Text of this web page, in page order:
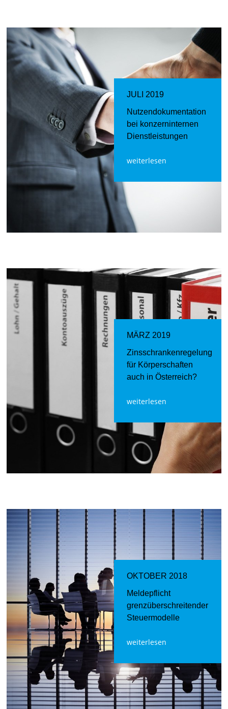
JULI 2019
Nutzendokumentation
bei konzerninternen
Dienstleistungen
weiterlesen
MÄRZ 2019
Zinsschrankenregelung
für Körperschaften
auch in Österreich?
weiterlesen
OKTOBER 2018
Meldepflicht
grenzüberschreitender
Steuermodelle
weiterlesen